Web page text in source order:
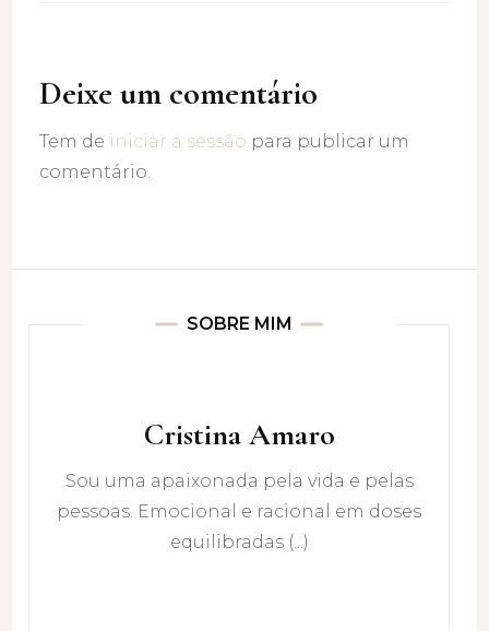
Deixe um comentário
Tem de iniciar a sessão para publicar um
comentário.
SOBRE MIM
Cristina Amaro
Sou uma apaixonada pela vida e pelas
pessoas. Emocional e racional em doses
equilibradas (...)